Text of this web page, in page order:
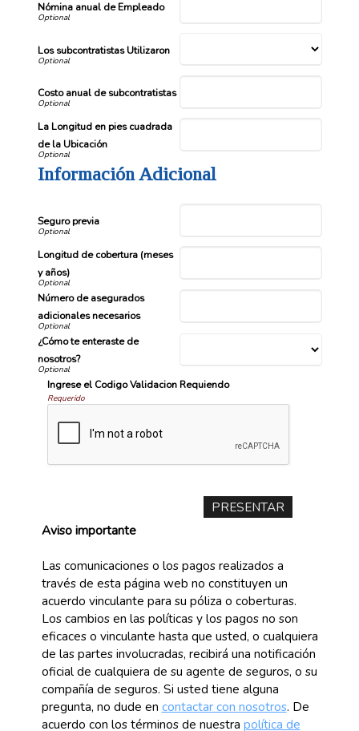
Nómina anual de Empleado
Los subcontratistas Utilizaron
Costo anual de subcontratistas
La Longitud en pies cuadrada
de la Ubicación
Información Adicional
Seguro previa
Longitud de cobertura (meses
y años)
Número de asegurados
adicionales necesarios
¿Cómo te enteraste de
nosotros?
Ingrese el Codigo Validacion Requiendo
Requerido
Aviso importante
Las comunicaciones o los pagos realizados a
través de esta página web no constituyen un
acuerdo vinculante para su póliza o coberturas.
Los cambios en las políticas y los pagos no son
eficaces o vinculante hasta que usted, o cualquiera
de las partes involucradas, recibirá una notificación
oficial de cualquiera de su agente de seguros, o su
compañía de seguros. Si usted tiene alguna
pregunta, no dude en contactar con nosotros. De
acuerdo con los términos de nuestra política de